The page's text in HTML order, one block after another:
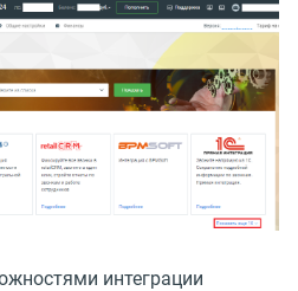
интеграции